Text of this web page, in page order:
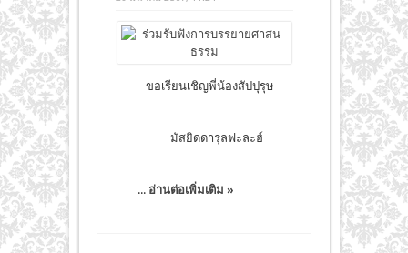
ขอเรียนเชิญพี่น้องสัปปุรุษ
มัสยิดดารุลฟะละฮ์
... อ่านต่อเพิ่มเติม »